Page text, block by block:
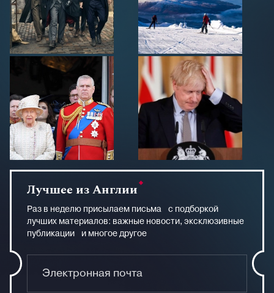
Лучшее из Англии
Раз в неделю присылаем письма с подборкой
лучших материалов: важные новости, эксклюзивные
публикации и многое другое